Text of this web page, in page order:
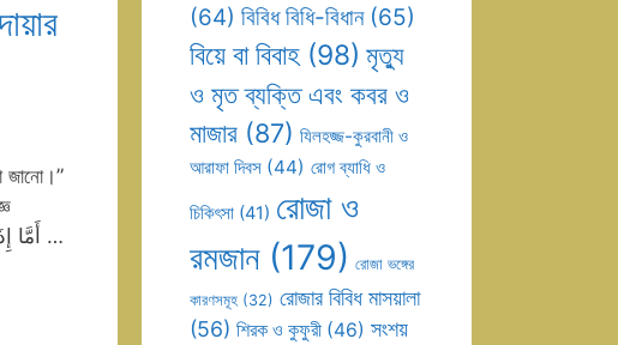
আলেমদের কতিপয় ফতওয়া উপস্থাপন করা হল: ১. ​ইমাম ইবনে বায (রহ.) বলেন, ​أَمَّا إِذَا كَانَتْ بِدْعَتُهُمْ تُوجِبُ كُفْرَهُمْ فَإِنَّهُ …
(64) বিবিধ বিধি-বিধান(65)
বিয়ে বা বিবাহ (98) মৃত্যু
ও মৃত ব্যক্তি এবং কবর ও
মাজার (87) যিলহজ্জ-কুরবানী ও
আরাফা দিবস (44) রোগ ব্যাধি ও
চিকিৎসা (41) রোজা ও
রমজান(179) রোজা ভঙ্গের
কারণসমূহ (32) রোজার বিবিধ মাসয়ালা
(56) শিরক ও কুফুরী (46) সংশয়